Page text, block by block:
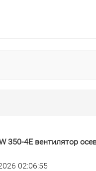
350-4E вентилятор
02:06:55